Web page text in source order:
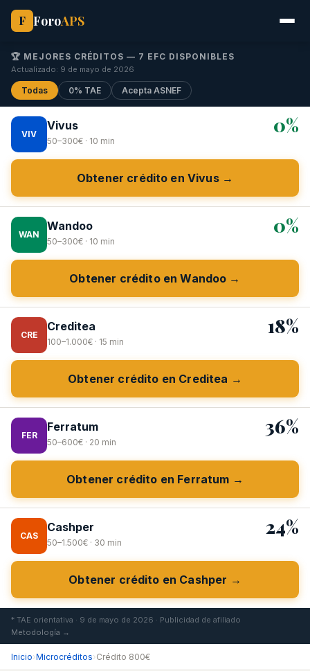
F ForoAPS
🏆 MEJORES CRÉDITOS — 7 EFC DISPONIBLES
Actualizado: 9 de mayo de 2026
Todas 0% TAE Acepta ASNEF
VIV
Vivus
50–300€ · 10 min
0%
Obtener crédito en Vivus →
WAN
Wandoo
50–300€ · 10 min
0%
Obtener crédito en Wandoo →
CRE
Creditea
100–1.000€ · 15 min
18%
Obtener crédito en Creditea →
FER
Ferratum
50–600€ · 20 min
36%
Obtener crédito en Ferratum →
CAS
Cashper
50–1.500€ · 30 min
24%
Obtener crédito en Cashper →
* TAE orientativa · 9 de mayo de 2026 · Publicidad de afiliado
Metodología →
Inicio›Microcréditos›Crédito 800€